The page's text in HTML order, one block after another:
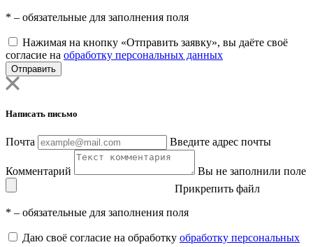
* – обязательные для заполнения поля
Нажимая на кнопку «Отправить заявку», вы даёте своё
согласие на обработку персональных данных
Отправить
Написать письмо
Почта Введите адрес почты
Комментарий
Вы не заполнили поле
Прикрепить файл
* – обязательные для заполнения поля
Даю своё согласие на обработку обработку персональных